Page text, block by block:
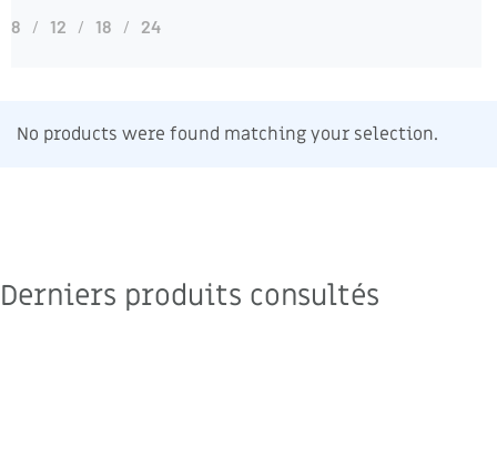
8 12 18 24
No products were found matching your selection.
Derniers produits consultés